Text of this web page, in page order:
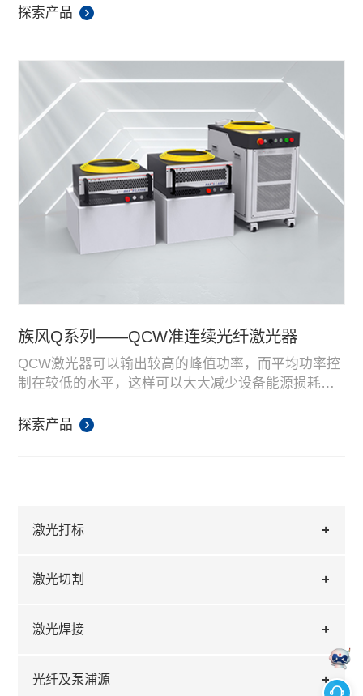
激光打标
激光切割
激光焊接
光纤及泵浦源
反能力，同时拥有连续和调制出光模式，可以保证产
探索产品
族风Q系列——QCW准连续光纤激光器
QCW激光器可以输出较高的峰值功率，而平均功率控
制在较低的水平，这样可以大大减少设备能源损耗，
有脉冲和连续出光模式，可用于点焊、断续焊、密封
探索产品